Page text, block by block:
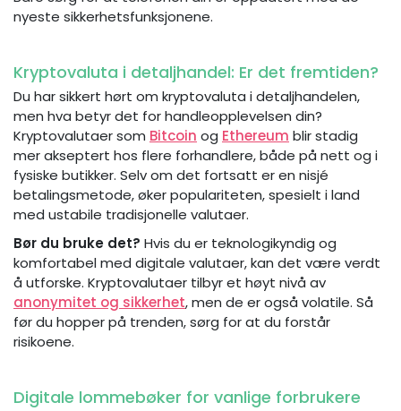
nyeste sikkerhetsfunksjonene.
Kryptovaluta i detaljhandel: Er det fremtiden?
Du har sikkert hørt om kryptovaluta i detaljhandelen,
men hva betyr det for handleopplevelsen din?
Kryptovalutaer som Bitcoin og Ethereum blir stadig
mer akseptert hos flere forhandlere, både på nett og i
fysiske butikker. Selv om det fortsatt er en nisjé
betalingsmetode, øker populariteten, spesielt i land
med ustabile tradisjonelle valutaer.
Bør du bruke det? Hvis du er teknologikyndig og
komfortabel med digitale valutaer, kan det være verdt
å utforske. Kryptovalutaer tilbyr et høyt nivå av
anonymitet og sikkerhet, men de er også volatile. Så
før du hopper på trenden, sørg for at du forstår
risikoene.
Digitale lommebøker for vanlige forbrukere